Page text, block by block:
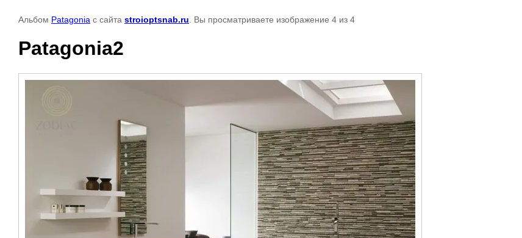
Альбом Patagonia с сайта stroioptsnab.ru . Вы просматриваете изображение 4 из 4
Patagonia2